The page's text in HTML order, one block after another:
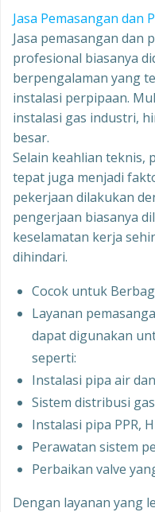
Jasa Pemasangan dan
Jasa pemasangan dan
profesional biasanya
berpengalaman yang
instalasi perpipaan.
instalasi gas industri,
besar.
Selain keahlian teknis,
tepat juga menjadi
pekerjaan dilakukan
pengerjaan biasanya
keselamatan kerja
dihindari.
Cocok untuk
Layanan
dapat digunakan
seperti:
Instalasi pipa air
Sistem distribusi
Instalasi pipa PPR,
Perawatan sistem
Perbaikan valve
Dengan layanan yang